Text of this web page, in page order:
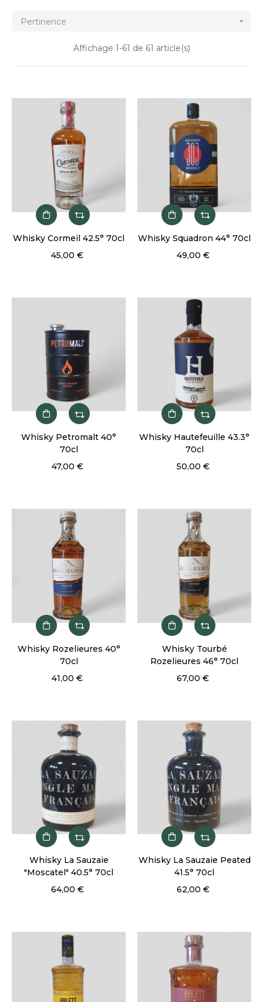
Pertinence 
Affichage 1-61 de 61 article(s)
Whisky Cormeil 42.5° 70cl
45,00 €
Whisky Squadron 44° 70cl
49,00 €
Whisky Petromalt 40°
70cl
47,00 €
Whisky Hautefeuille 43.3°
70cl
50,00 €
Whisky Rozelieures 40°
70cl
41,00 €
Whisky Tourbé
Rozelieures 46° 70cl
67,00 €
Whisky La Sauzaie
"Moscatel" 40.5° 70cl
64,00 €
Whisky La Sauzaie Peated
41.5° 70cl
62,00 €